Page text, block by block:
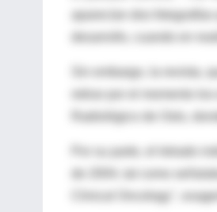
aparecían dos
Sin embargo, la revista,
retirar por el momento
Radiológico de Oslo,
Por su parte, el letrado
Clinical Oncology",